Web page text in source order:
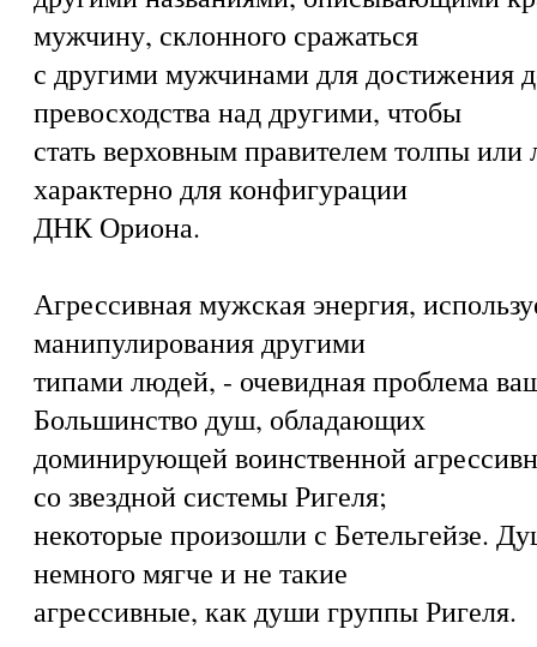
мужчину, склонного сражаться
с другими мужчинами для достижения
превосходства над другими, чтобы
стать верховным правителем толпы
характерно для конфигурации
ДНК Ориона.
Агрессивная мужская энергия,
манипулирования другими
типами людей, - очевидная проблема
Большинство душ, обладающих
доминирующей воинственной
со звездной системы Ригеля;
некоторые произошли с Бетельгейзе.
немного мягче и не такие
агрессивные, как души группы Ригеля.